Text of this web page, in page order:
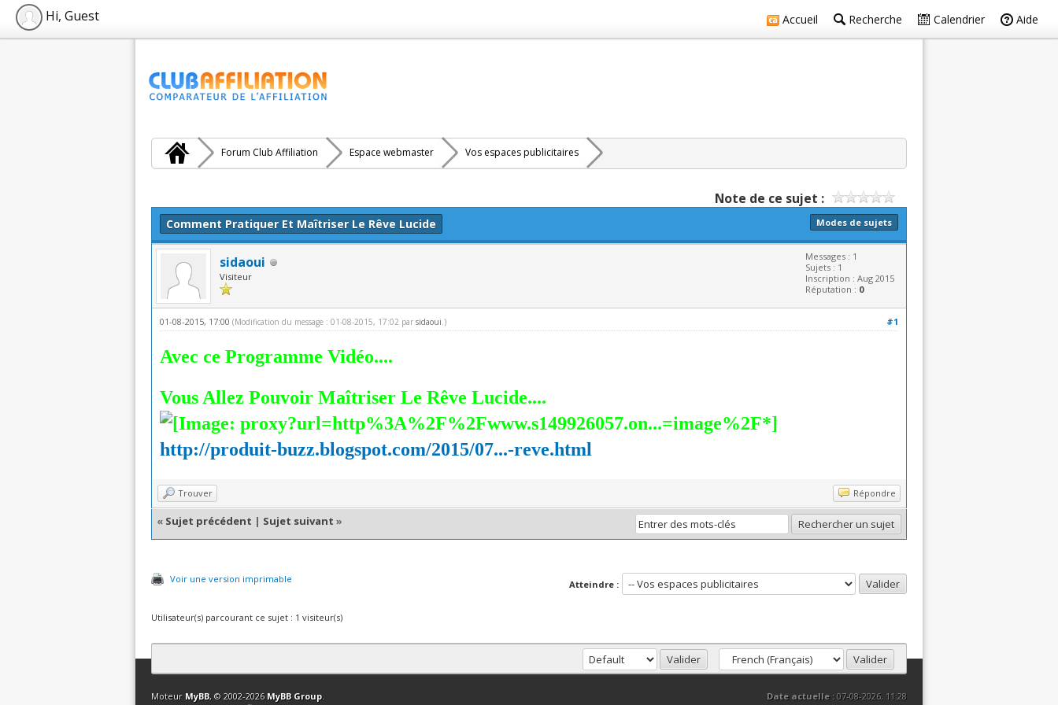
Accueil Recherche Calendrier Aide
Hi, Guest
Forum Club Affiliation Espace webmaster Vos espaces publicitaires
Note de ce sujet :
Modes de sujets
Comment Pratiquer Et Maîtriser Le Rêve Lucide
sidaoui
Visiteur
Messages : 1
Sujets : 1
Inscription : Aug 2015
Réputation : 0
#1
01-08-2015, 17:00 (Modification du message : 01-08-2015, 17:02 par sidaoui.)
Avec ce Programme Vidéo....
Vous Allez Pouvoir Maîtriser Le Rêve Lucide....
http://produit-buzz.blogspot.com/2015/07...-reve.html
Trouver Répondre
« Sujet précédent | Sujet suivant »
Voir une version imprimable Atteindre :
Utilisateur(s) parcourant ce sujet : 1 visiteur(s)
Contact Club Affiliation Retourner en haut Version bas-débit (Archivé) Syndication RSS
Date actuelle :07-08-2026, 11:28
Moteur MyBB, © 2002-2026 MyBB Group.